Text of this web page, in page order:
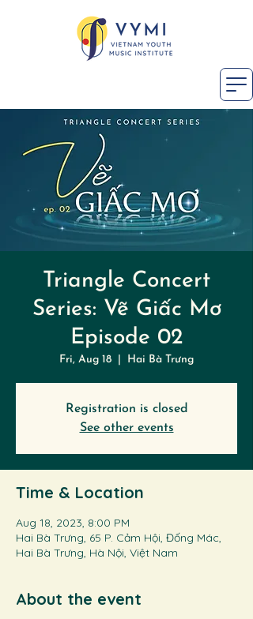
Triangle Concert
Series: Vẽ Giấc Mơ
Episode 02
Fri, Aug 18 Hai Bà Trưng
Registration is closed
See other events
Time & Location
Aug 18, 2023, 8:00 PM
Hai Bà Trưng, 65 P. Cảm Hội, Đống Mác,
Hai Bà Trưng, Hà Nội, Việt Nam
About the event